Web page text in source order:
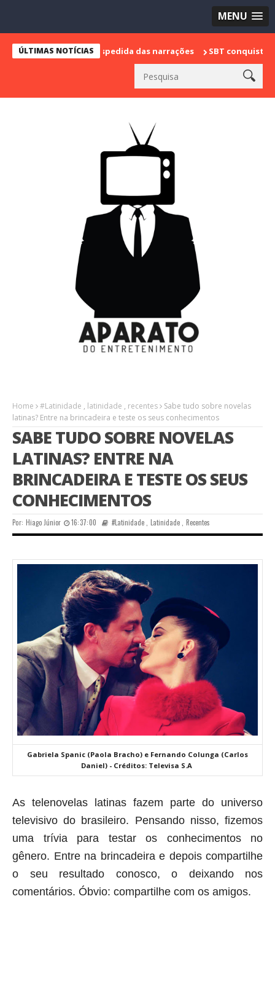
MENU
ÚLTIMAS NOTÍCIAS
sua despedida das narrações SBT conquista a vice
Home #Latinidade , latinidade , recentes
Sabe tudo sobre novelas
latinas? Entre na brincadeira e teste os seus conhecimentos
SABE TUDO SOBRE NOVELAS
LATINAS? ENTRE NA
BRINCADEIRA E TESTE OS SEUS
CONHECIMENTOS
Por: Hiago Júnior 16:37:00 #Latinidade ,Latinidade Recentes
Gabriela Spanic (Paola Bracho) e Fernando Colunga (Carlos
Daniel) - Créditos: Televisa S.A
As telenovelas latinas fazem parte do universo
televisivo do brasileiro. Pensando nisso, fizemos
uma trívia para testar os conhecimentos no
gênero. Entre na brincadeira e depois compartilhe
o seu resultado conosco, o deixando nos
comentários. Óbvio: compartilhe com os amigos.